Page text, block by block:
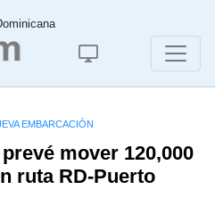
EMBARCACIÓN
mover 120,000
ruta RD-Puerto